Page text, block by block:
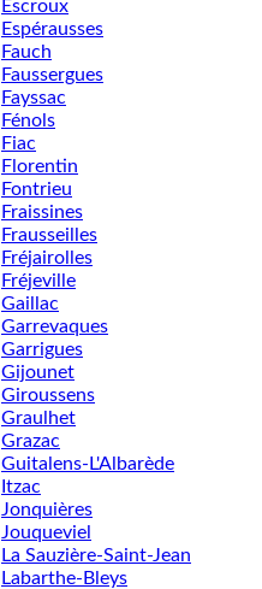
Escroux
Espérausses
Fauch
Faussergues
Fayssac
Fénols
Fiac
Florentin
Fontrieu
Fraissines
Frausseilles
Fréjairolles
Fréjeville
Gaillac
Garrevaques
Garrigues
Gijounet
Giroussens
Graulhet
Grazac
Guitalens-L'Albarède
Itzac
Jonquières
Jouqueviel
La Sauzière-Saint-Jean
Labarthe-Bleys